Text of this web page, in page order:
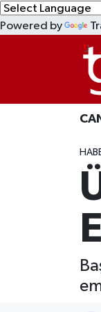
Powered by
EKONOMİ
MAGAZİN
Lefkoşa
Lefkoşa
Lefkoşa
Süper Lig
Tüm
Son
Haber